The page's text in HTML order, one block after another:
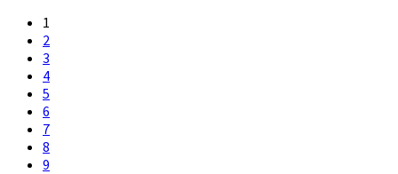
1
2
3
4
5
6
7
8
9